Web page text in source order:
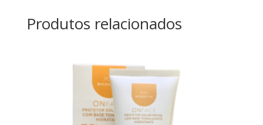
Produtos relacionados